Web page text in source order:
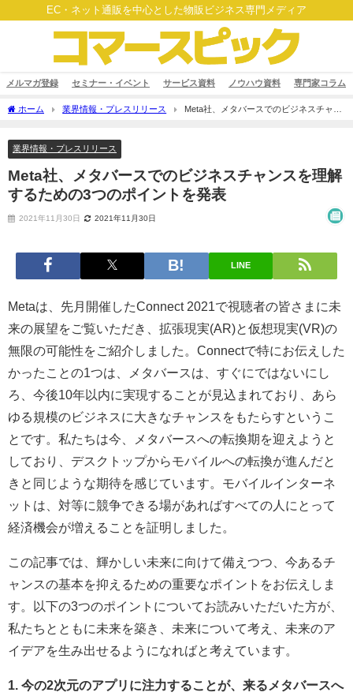
EC・ネット通販を中心とした物販ビジネス専門メディア
メルマガ登録 セミナー・イベント サービス資料 ノウハウ資料 専門家コラム
ホーム 業界情報・プレスリリース
Meta社、メタバースでのビジネスチャン
業界情報・プレスリリース
Meta社、メタバースでのビジネスチャンスを理解
するための3つのポイントを発表
2021年11月30日 2021年11月30日
LINE
Metaは、先月開催したConnect 2021で視聴者の皆さまに未
来の展望をご覧いただき、拡張現実(AR)と仮想現実(VR)の
無限の可能性をご紹介しました。Connectで特にお伝えした
かったことの1つは、メタバースは、すぐにではないにし
ろ、今後10年以内に実現することが見込まれており、あら
ゆる規模のビジネスに大きなチャンスをもたらすというこ
とです。私たちは今、メタバースへの転換期を迎えようと
しており、デスクトップからモバイルへの転換が進んだと
きと同じような期待を感じています。モバイルインターネ
ットは、対等に競争できる場があればすべての人にとって
経済機会が増えることを証明しました。
この記事では、輝かしい未来に向けて備えつつ、今あるチ
ャンスの基本を抑えるための重要なポイントをお伝えしま
す。以下の3つのポイントについてお読みいただいた方が、
私たちとともに未来を築き、未来について考え、未来のア
イデアを生み出せるようになればと考えています。
1. 今の2次元のアプリに注力することが、来るメタバースへ